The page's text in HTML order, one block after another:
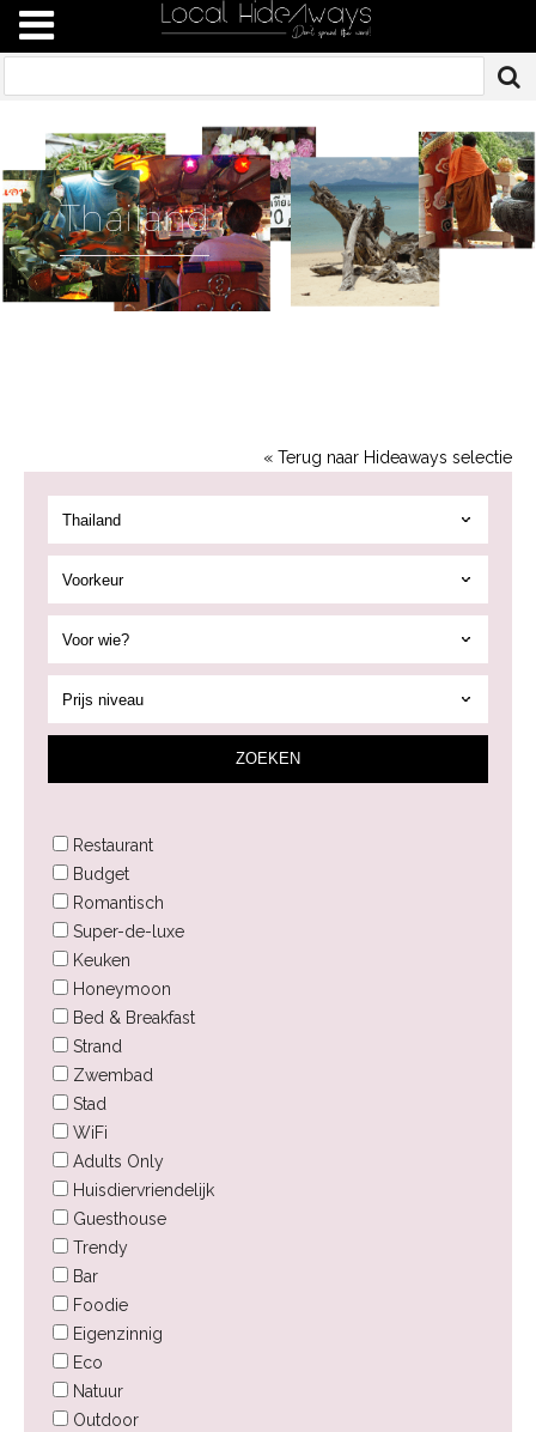
Thailand
« Terug naar Hideaways selectie
ZOEKEN
Restaurant
Budget
Romantisch
Super-de-luxe
Keuken
Honeymoon
Bed & Breakfast
Strand
Zwembad
Stad
WiFi
Adults Only
Huisdiervriendelijk
Guesthouse
Trendy
Bar
Foodie
Eigenzinnig
Eco
Natuur
Outdoor